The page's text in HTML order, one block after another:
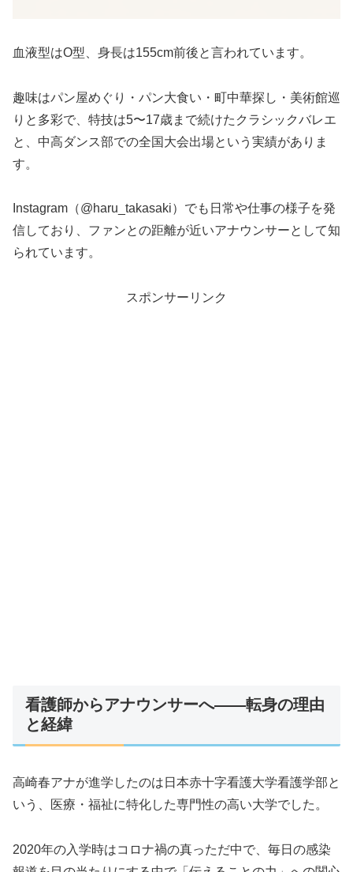
血液型はO型、身長は155cm前後と言われています。
趣味はパン屋めぐり・パン大食い・町中華探し・美術館巡
りと多彩で、特技は5〜17歳まで続けたクラシックバレエ
と、中高ダンス部での全国大会出場という実績がありま
す。
Instagram（@haru_takasaki）でも日常や仕事の様子を発
信しており、ファンとの距離が近いアナウンサーとして知
られています。
スポンサーリンク
看護師からアナウンサーへ——転身の理由
と経緯
高崎春アナが進学したのは日本赤十字看護大学看護学部と
いう、医療・福祉に特化した専門性の高い大学でした。
2020年の入学時はコロナ禍の真っただ中で、毎日の感染